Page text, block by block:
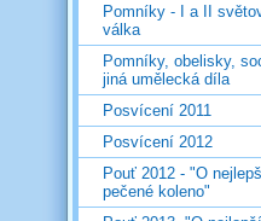
Pomníky - I a II
válka
Pomníky, obelisky,
jiná umělecká díla
Posvícení 2011
Posvícení 2012
Pouť 2012 - "O
pečené koleno"